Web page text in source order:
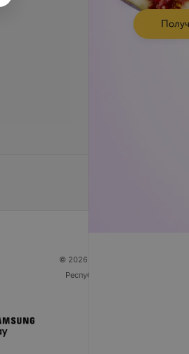
© 2026 ООО «Артокс Лаб», УНП
Республика Беларусь, г. Минск,